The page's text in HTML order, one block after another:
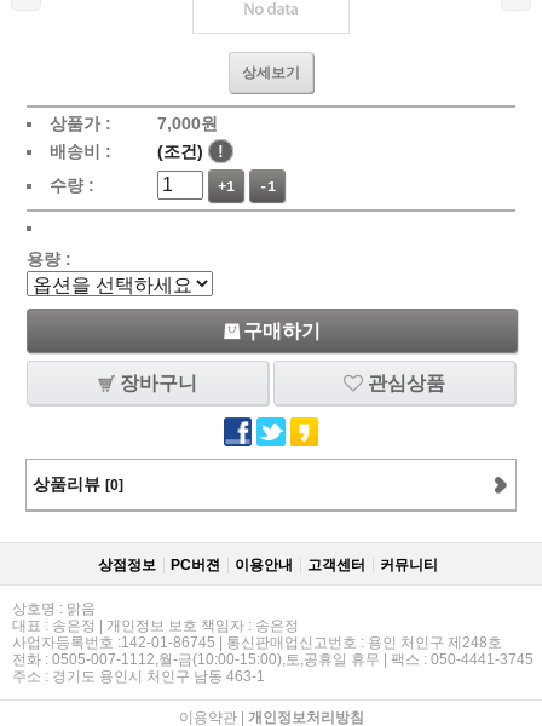
상세보기
상품가 : 7,000원
배송비 :
(조건)
!
수량 :
+1 -1
용량 :
구매하기
장바구니 관심상품
상품리뷰 [0]
상점정보 PC버젼 이용안내 고객센터 커뮤니티
상호명 : 맑음
대표 : 송은정 | 개인정보 보호 책임자 : 송은정
사업자등록번호 :142-01-86745 | 통신판매업신고번호 : 용인 처인구 제248호
전화 : 0505-007-1112,월-금(10:00-15:00),토,공휴일 휴무 | 팩스 : 050-4441-3745
주소 : 경기도 용인시 처인구 남동 463-1
이용약관| 개인정보처리방침